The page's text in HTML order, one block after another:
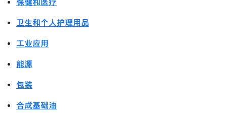
保健和医疗
卫生和个人护理用品
工业应用
能源
包装
合成基础油